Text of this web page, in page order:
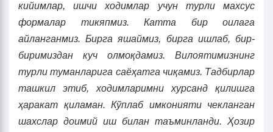
кийимлар, ишчи ходимлар учун турли махсус
формалар тикяпмиз. Катта бир оилага
айланганмиз. Бирга яшаймиз, бирга ишлаб, бир-
биримиздан куч олмоқдамиз. Вилоятимизнинг
турли туманларига саёҳатга чиқамиз. Тадбирлар
ташкил этиб, ходимларимни хурсанд қилишга
ҳаракат қиламан. Кўплаб имконияти чекланган
шахслар доимий иш билан таъминланди. Ҳозир